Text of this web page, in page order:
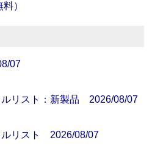
）
07
ルリスト：新製品 2026/08/07
ルリスト 2026/08/07